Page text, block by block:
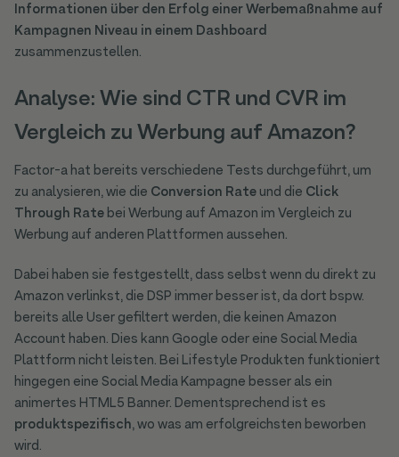
Informationen über den Erfolg einer Werbemaßnahme auf
Kampagnen Niveau in einem Dashboard
zusammenzustellen.
Analyse: Wie sind CTR und CVR im
Vergleich zu Werbung auf Amazon?
Factor-a hat bereits verschiedene Tests durchgeführt, um
zu analysieren, wie die Conversion Rateund die Click
Through Ratebei Werbung auf Amazon im Vergleich zu
Werbung auf anderen Plattformen aussehen.
Dabei haben sie festgestellt, dass selbst wenn du direkt zu
Amazon verlinkst, die DSP immer besser ist, da dort bspw.
bereits alle User gefiltert werden, die keinen Amazon
Account haben. Dies kann Google oder eine Social Media
Plattform nicht leisten. Bei Lifestyle Produkten funktioniert
hingegen eine Social Media Kampagne besser als ein
animertes HTML5 Banner. Dementsprechend ist es
produktspezifisch, wo was am erfolgreichsten beworben
wird.